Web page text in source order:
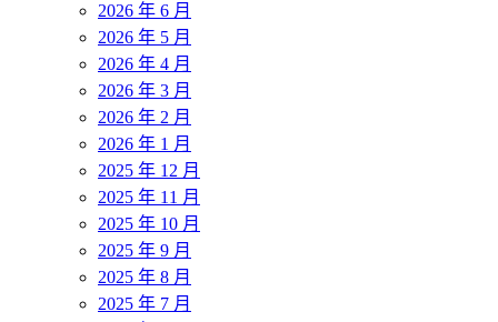
2026 年 6 月
2026 年 5 月
2026 年 4 月
2026 年 3 月
2026 年 2 月
2026 年 1 月
2025 年 12 月
2025 年 11 月
2025 年 10 月
2025 年 9 月
2025 年 8 月
2025 年 7 月